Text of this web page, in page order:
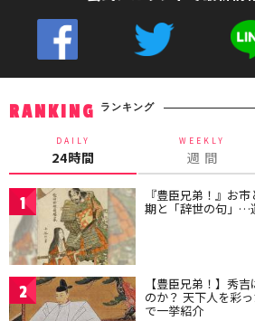
RANKING ランキング
DAILY
24時間
WEEKLY
週 間
1 『豊臣兄弟！』お
期と「辞世の句」…
2 【豊臣兄弟！】秀
のか？ 天下人を彩
で一挙紹介